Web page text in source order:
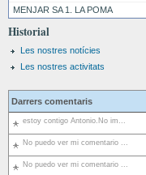
MENJAR SA 1. LA POMA
Historial
Les nostres notícies
Les nostres activitats
Darrers comentaris
estoy contigo Antonio.No im...
No puedo ver mi comentario ...
No puedo ver mi comentario ...